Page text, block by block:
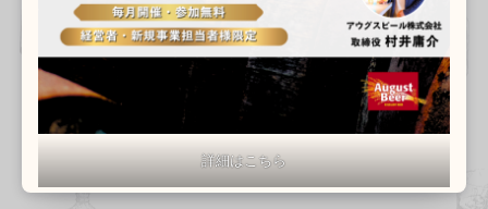
詳細はこちら